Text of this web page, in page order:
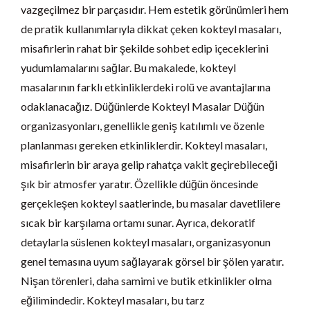
vazgeçilmez bir parçasıdır. Hem estetik görünümleri hem
de pratik kullanımlarıyla dikkat çeken kokteyl masaları,
misafirlerin rahat bir şekilde sohbet edip içeceklerini
yudumlamalarını sağlar. Bu makalede, kokteyl
masalarının farklı etkinliklerdeki rolü ve avantajlarına
odaklanacağız. Düğünlerde Kokteyl Masalar Düğün
organizasyonları, genellikle geniş katılımlı ve özenle
planlanması gereken etkinliklerdir. Kokteyl masaları,
misafirlerin bir araya gelip rahatça vakit geçirebileceği
şık bir atmosfer yaratır. Özellikle düğün öncesinde
gerçekleşen kokteyl saatlerinde, bu masalar davetlilere
sıcak bir karşılama ortamı sunar. Ayrıca, dekoratif
detaylarla süslenen kokteyl masaları, organizasyonun
genel temasına uyum sağlayarak görsel bir şölen yaratır.
Nişan törenleri, daha samimi ve butik etkinlikler olma
eğilimindedir. Kokteyl masaları, bu tarz